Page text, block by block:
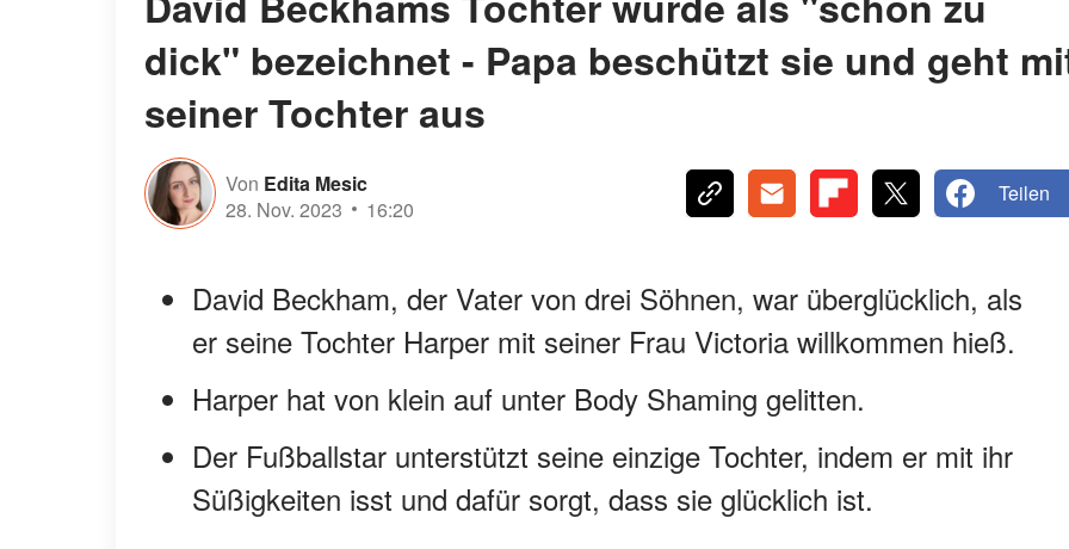
dick" bezeichnet - Papa beschützt sie und geht
seiner Tochter aus
Von Edita Mesic
28. Nov. 2023
16:20
Teilen
David Beckham, der Vater von drei Söhnen, war überglücklich, als
er seine Tochter Harper mit seiner Frau Victoria willkommen hieß.
Harper hat von klein auf unter Body Shaming gelitten.
Der Fußballstar unterstützt seine einzige Tochter, indem er mit ihr
Süßigkeiten isst und dafür sorgt, dass sie glücklich ist.